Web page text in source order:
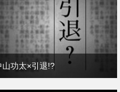
山功太×引退!?